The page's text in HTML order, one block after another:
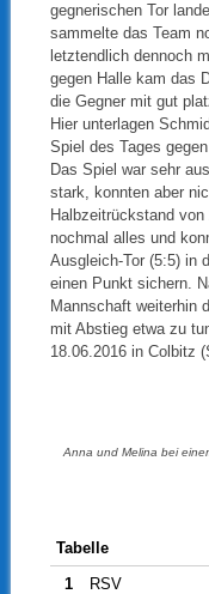
gegnerischen Tor
sammelte das Team
letztendlich dennoch
gegen Halle kam das
die Gegner mit gut
Hier unterlagen
Spiel des Tages
Das Spiel war sehr
stark, konnten aber
Halbzeitrückstand
nochmal alles und
Ausgleich-Tor (5:5) in
einen Punkt sichern.
Mannschaft weiterhin
mit Abstieg etwa zu
18.06.2016 in Colbitz
Anna und Melina bei
Tabelle
1
RSV